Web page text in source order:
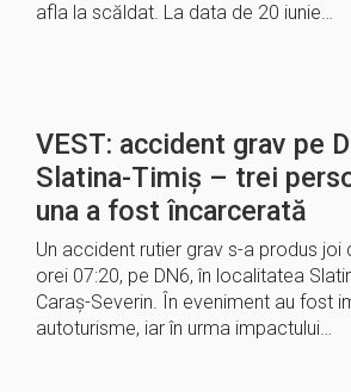
afla la scăldat. La data de 20 iunie…
VEST: accident grav pe
Slatina-Timiș – trei
una a fost încarcerată
Un accident rutier grav s-a produs joi
orei 07:20, pe DN6, în localitatea
Caraș-Severin. În eveniment au fost
autoturisme, iar în urma impactului…